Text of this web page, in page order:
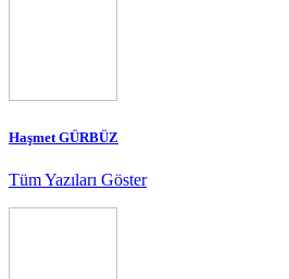
Haşmet GÜRBÜZ
Tüm Yazıları Göster